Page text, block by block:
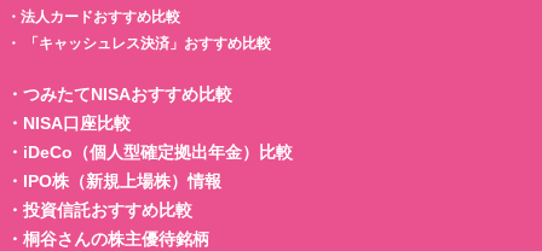
・ 法人カードおすすめ比較
・
「キャッシュレス決済」おすすめ比較
・ つみたてNISAおすすめ比較
・ NISA口座比較
・ iDeCo（個人型確定拠出年金）比較
・ IPO株（新規上場株）情報
・ 投資信託おすすめ比較
・ 桐谷さんの株主優待銘柄